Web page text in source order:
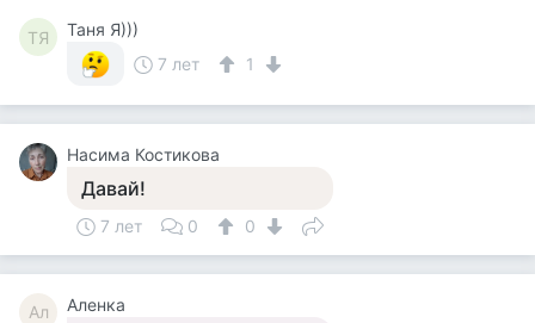
ТЯ
Таня Я)))
7 лет
1
Насима Костикова
Давай!
7 лет 0 0
Ал Аленка